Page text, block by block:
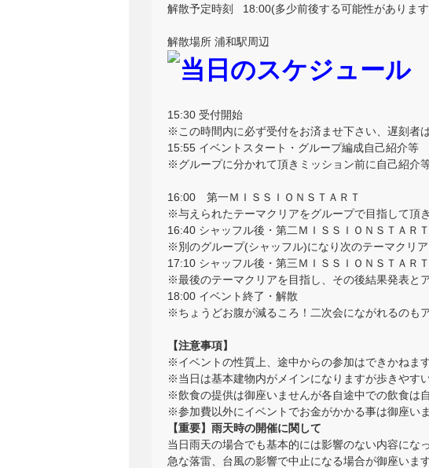
解散予定時刻 18:00(多少前後する可能性がありま
解散場所 浦和駅周辺
15:30 受付開始
※この時間内に必ず受付をお済ませ下さい、遅刻者
15:55 イベントスタート・グループ編成自己紹介等
※グループに分かれて頂きミッション前に自己紹介
16:00 第一ＭＩＳＳＩＯＮＳＴＡＲＴ
※与えられたテーマクリアをグループで目指して頂
16:40 シャッフル後・第二ＭＩＳＳＩＯＮＳＴＡＲＴ
※別のグループ(シャッフル)になり次のテーマクリ
17:10 シャッフル後・第三ＭＩＳＳＩＯＮＳＴＡＲＴ
※最後のテーマクリアを目指し、その後結果発表と
18:00 イベント終了・解散
※ちょうどお腹が減るころ！二次会にながれるのも
【注意事項】
※イベントの性質上、途中からの参加はできかねま
※当日は基本建物内がメインになりますが歩きやす
※飲食の提供は御座いませんが各自途中での飲食は
※参加費以外にイベントでお金がかかる事は御座い
【重要】雨天時の開催に関して
当日雨天の場合でも基本的には影響のない内容にな
急な落雷、台風の影響で中止になる場合が御座いま